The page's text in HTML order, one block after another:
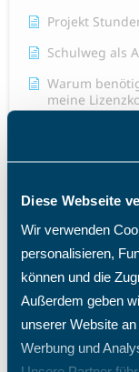
Diese Webseite
Wir verwenden
personalisieren,
können und die
Außerdem geben
unserer Website
Werbung und
Projekt
Schulweg als
Warum
meine
Lizenzplätze?
Warum
Einträge im
Warum kann
eintragen?
Mitarbeiter?
Was passiert
Alle Artikel
Sales Pipeline